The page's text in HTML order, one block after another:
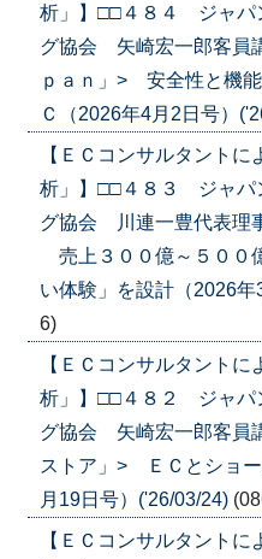
析」】□□４８４ ジャパ
グ協会 矢崎宏一郎客
ｐａｎ」> 安全性と機
Ｃ（2026年4月2日号）
【ＥＣコンサルタント
析」】□□４８３ ジャパ
グ協会 川連一豊代表理
売上３００億～５００
い体験」を設計（2026
6)
【ＥＣコンサルタント
析」】□□４８２ ジャパ
グ協会 矢崎宏一郎客員
ストア」> ＥＣとショ
月19日号）('26/03/24)
【ＥＣコンサルタント